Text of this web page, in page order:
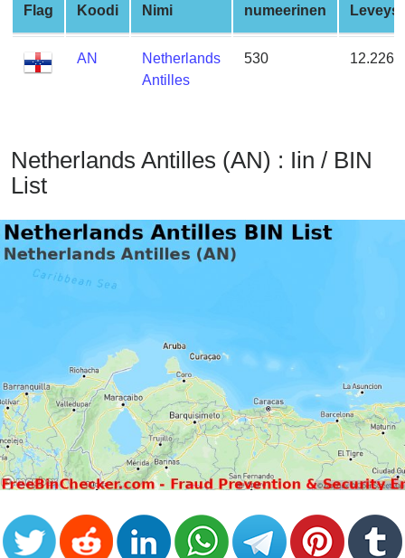
Random
Credit
Card
Generator
Card
from
BIN
Credit
Card
Checker
Service
My
IP
Address
?
IP
Lookup
IP
BIN
Flag Koodi Nimi numeerinen
AN
Netherlands
Antilles
530
Netherlands Antilles (AN) : Iin / BIN
List